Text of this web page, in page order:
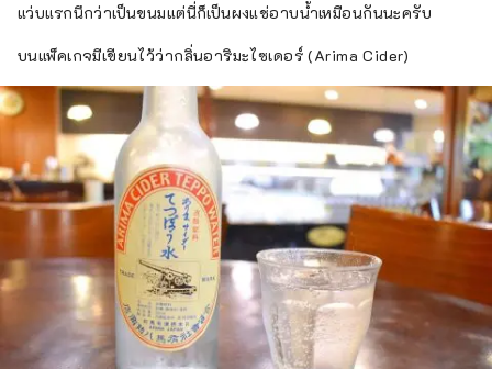
แว่บแรกนึกว่าเป็นขนมแต่นี่ก็เป็นผงแช่อาบน้ำเหมือนกันนะครับ
บนแพ็คเกจมีเขียนไว้ว่ากลิ่นอาริมะไซเดอร์ (Arima Cider)